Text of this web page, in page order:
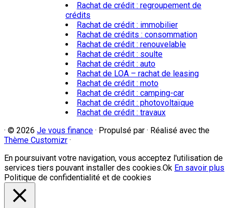
Rachat de crédit : regroupement de
crédits
Rachat de crédit : immobilier
Rachat de crédits : consommation
Rachat de crédit : renouvelable
Rachat de crédit : soulte
Rachat de crédit : auto
Rachat de LOA – rachat de leasing
Rachat de crédit : moto
Rachat de crédit : camping-car
Rachat de crédit : photovoltaïque
Rachat de crédit : travaux
· © 2026 Je vous finance · Propulsé par · Réalisé avec the
Thème Customizr ·
En poursuivant votre navigation, vous acceptez l'utilisation de
services tiers pouvant installer des cookies.Ok En savoir plus
Politique de confidentialité et de cookies